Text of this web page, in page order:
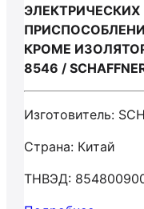
КРОМЕ
8546 /
Изготовитель:
Страна: Китай
ТНВЭД: